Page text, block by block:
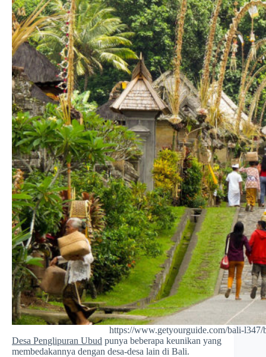
https://www.getyourguide.com/bali-
Desa Penglipuran Ubud punya beberapa keunikan yang
membedakannya dengan desa-desa lain di Bali.